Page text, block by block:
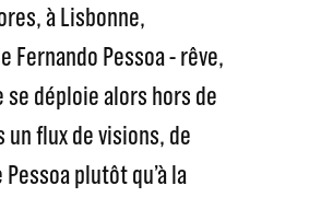
à Lisbonne,
Fernando Pessoa - rêve,
déploie alors hors de
flux de visions, de
plutôt qu’à la